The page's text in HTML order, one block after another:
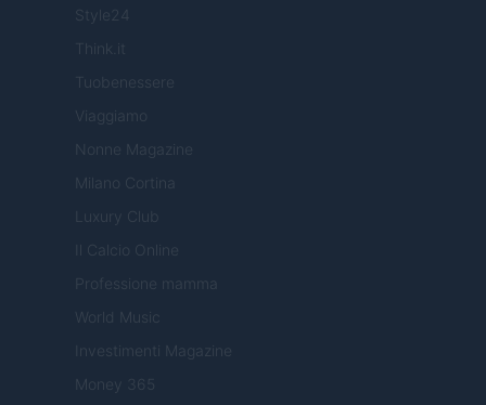
Style24
Think.it
Tuobenessere
Viaggiamo
Nonne Magazine
Milano Cortina
Luxury Club
Il Calcio Online
Professione mamma
World Music
Investimenti Magazine
Money 365